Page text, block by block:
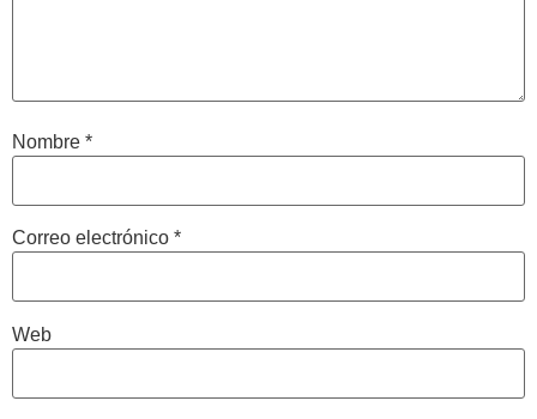
Nombre *
Correo electrónico *
Web